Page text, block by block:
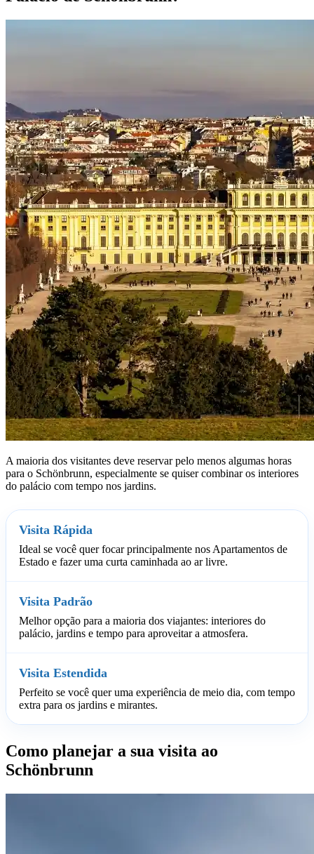
A maioria dos visitantes deve reservar pelo menos algumas horas
para o Schönbrunn, especialmente se quiser combinar os interiores
do palácio com tempo nos jardins.
Visita Rápida
Ideal se você quer focar principalmente nos Apartamentos de
Estado e fazer uma curta caminhada ao ar livre.
Visita Padrão
Melhor opção para a maioria dos viajantes: interiores do
palácio, jardins e tempo para aproveitar a atmosfera.
Visita Estendida
Perfeito se você quer uma experiência de meio dia, com tempo
extra para os jardins e mirantes.
Como planejar a sua visita ao
Schönbrunn